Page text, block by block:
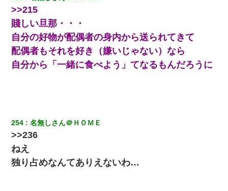
夫に癌の余命宣告。その闘病中に長女から信じられない言葉を受
けた
32歳ワイ、34歳の可愛い女と付き合うも現実を知ってしまい無事
死亡・・・
今日夫の実家に泊ったんだけど、朝起きたら股間がなんかモッコ
スマホを与えられて、中学卒業する頃にはすっかり女叩きに洗脳
>>215
賤しい旦那・・・
自分の好物が配偶者の身内から送られてきて
配偶者もそれを好き（嫌いじゃない）なら
自分から「一緒に食べよう」てなるもんだろうに
254 名無しさん＠ＨＯＭＥ
>>236
ねえ
独り占めなんてありえないわ…